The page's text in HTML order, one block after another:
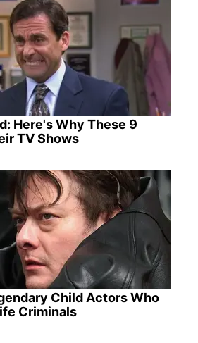
Here's Why These 9
TV Shows
Child Actors Who
Criminals